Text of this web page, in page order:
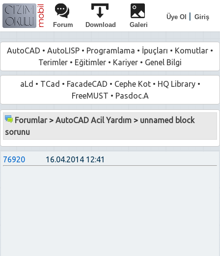
Üye Ol
Giriş
Forum
Download Galeri
AutoCAD • AutoLISP • Programlama • İpuçları • Komutlar •
Terimler • Eğitimler • Kariyer • Genel Bilgi
aLd • TCad • FacadeCAD • Cephe Kot• HQ Library•
FreeMUST • Pasdoc.A
Forumlar>AutoCAD Acil Yardım > unnamed block
sorunu
76920 16.04.2014 12:41